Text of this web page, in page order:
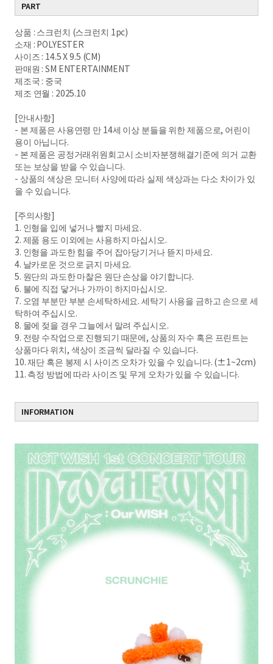
PART
상품 : 스크런치 (스크런치 1pc)
소재 : POLYESTER
사이즈 : 14.5 X 9.5 (CM)
판매원 : SM ENTERTAINMENT
제조국 : 중국
제조 연월 : 2025.10
[안내사항]
- 본 제품은 사용연령 만 14세 이상 분들을 위한 제품으로, 어린이
용이 아닙니다.
- 본 제품은 공정거래위원회고시 소비자분쟁해결기준에 의거 교환
또는 보상을 받을 수 있습니다.
- 상품의 색상은 모니터 사양에 따라 실제 색상과는 다소 차이가 있
을 수 있습니다.
[주의사항]
1. 인형을 입에 넣거나 빨지 마세요.
2. 제품 용도 이외에는 사용하지 마십시오.
3. 인형을 과도한 힘을 주어 잡아당기거나 뜯지 마세요.
4. 날카로운 것으로 긁지 마세요.
5. 원단의 과도한 마찰은 원단 손상을 야기합니다.
6. 불에 직접 닿거나 가까이 하지마십시오.
7. 오염 부분만 부분 손세탁하세요. 세탁기 사용을 금하고 손으로 세
탁하여 주십시오.
8. 물에 젖을 경우 그늘에서 말려 주십시오.
9. 전량 수작업으로 진행되기 때문에, 상품의 자수 혹은 프린트는
상품마다 위치, 색상이 조금씩 달라질 수 있습니다.
10. 재단 혹은 봉제 시 사이즈 오차가 있을 수 있습니다. (±1~2cm)
11. 측정 방법에 따라 사이즈 및 무게 오차가 있을 수 있습니다.
INFORMATION